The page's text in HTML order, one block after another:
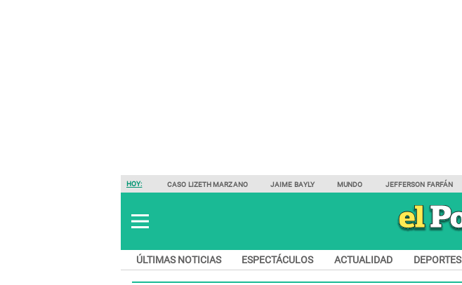
HOY: CASO LIZETH MARZANO JAIME BAYLY MUNDO JEFFERSON FARFÁN
ÚLTIMAS NOTICIAS ESPECTÁCULOS ACTUALIDAD DEPORTES